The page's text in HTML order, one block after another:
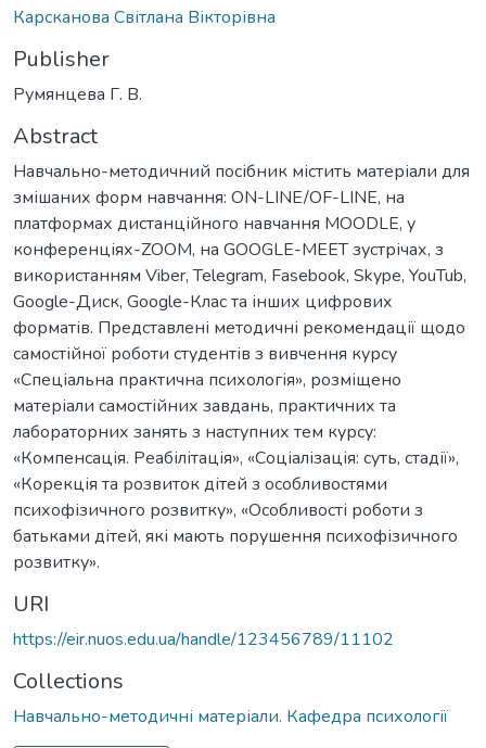
Карсканова Світлана Вікторівна
Publisher
Румянцева Г. В.
Abstract
Навчально-методичний посібник містить матеріали для
змішаних форм навчання: ON-LINE/OF-LINE, на
платформах дистанційного навчання MOODLE, у
конференціях-ZOOM, на GOOGLE-MEET зустрічах, з
використанням Viber, Telegram, Fasebook, Skype, YouTub,
Google-Диск, Google-Клас та інших цифрових
форматів. Представлені методичні рекомендації щодо
самостійної роботи студентів з вивчення курсу
«Спеціальна практична психологія», розміщено
матеріали самостійних завдань, практичних та
лабораторних занять з наступних тем курсу:
«Компенсація. Реабілітація», «Соціалізація: суть, стадії»,
«Корекція та розвиток дітей з особливостями
психофізичного розвитку», «Особливості роботи з
батьками дітей, які мають порушення психофізичного
розвитку».
URI
https://eir.nuos.edu.ua/handle/123456789/11102
Collections
Навчально-методичні матеріали. Кафедра психології